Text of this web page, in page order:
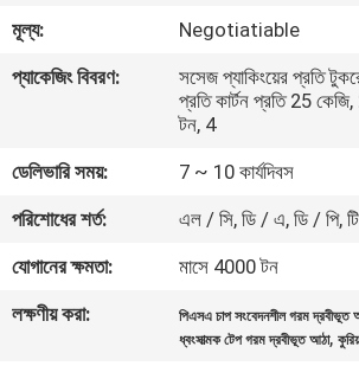
মান
নিয়ন্ত্রণ
সাথে
যোগাযোগ
করুন
মূল্য:
Negotiatiable
প্যাকেজিং বিবরণ:
সসেজ প্যাকিংয়ের প্রতি
প্রতি কার্টন প্রতি 25
টন, 4
ডেলিভারি সময়:
7 ~ 10 কার্যদিবস
পরিশোধের শর্ত:
এল / সি, ডি / এ, ডি / পি,
যোগানের ক্ষমতা:
মাসে 4000 টন
লক্ষণীয় করা:
পিএসএ চাপ সংবেদনশীল গরম দ্রবীভূত
ধ্বংসাত্মক টেপ গরম দ্রবীভূত আঠা,